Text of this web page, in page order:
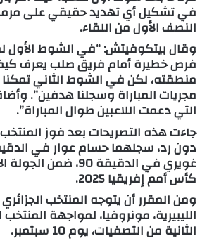
في تشكيل أي تهديد حقيقي على
النصف الأول من اللقاء.
وقال بيتكوفيتش: “في الشوط
فرص خطيرة أمام فريق صلب يعرف
منطقته، لكن في الشوط الثاني
مجريات المباراة وسجلنا هدفين”.
التي دعمت اللاعبين طوال المباراة”.
جاءت هذه التصريحات بعد فوز
غويري في الدقيقة 90،
كأس أمم إفريقيا 2025.
ومن المقرر أن يتوجه المنتخب
الليبيرية، مونروفيا، لمواجهة
الثانية من التصفيات، يوم 10 سبتمبر.